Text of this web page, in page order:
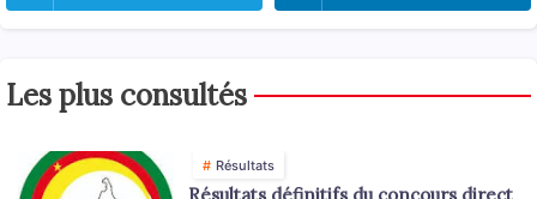
Les plus consultés
Résultats